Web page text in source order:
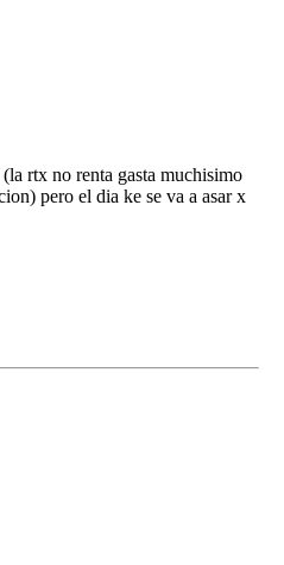
rtx no renta gasta muchisimo
pero el dia ke se va a asar x